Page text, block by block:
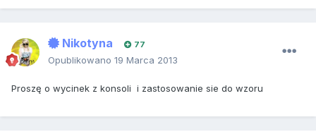
Nikotyna 77
Opublikowano 19 Marca 2013
Proszę o wycinek z konsoli i zastosowanie sie do wzoru